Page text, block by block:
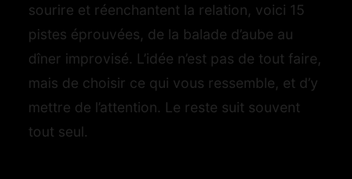
sourire et réenchantent la relation, voici 15
pistes éprouvées, de la balade d’aube au
dîner improvisé. L’idée n’est pas de tout faire,
mais de choisir ce qui vous ressemble, et d’y
mettre de l’attention. Le reste suit souvent
tout seul.